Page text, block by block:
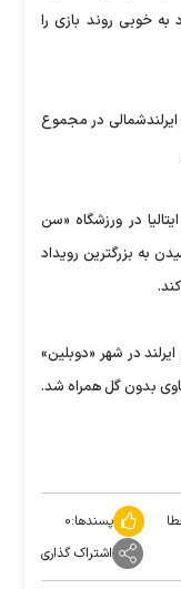
به خوبی روند بازی را
در مجموع
در ورزشگاه «سن
به بزرگترین رویداد
در شهر «دوبلین»
بدون گل همراه شد.
پسندها:۰
اشتراک گذاری